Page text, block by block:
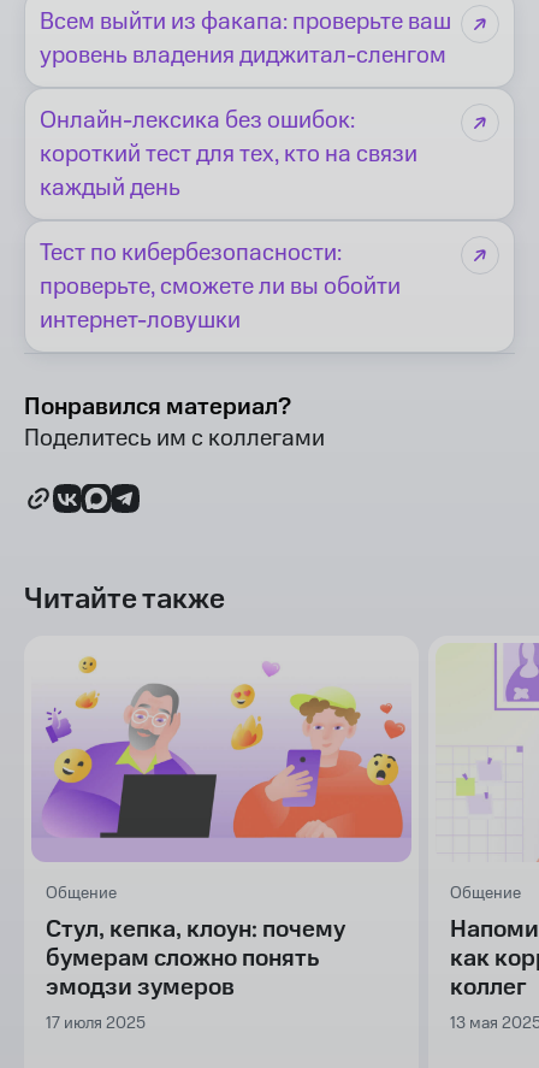
Всем выйти из факапа: проверьте ваш
уровень владения диджитал-сленгом
Онлайн-лексика без ошибок:
короткий тест для тех, кто на связи
каждый день
Тест по кибербезопасности:
проверьте, сможете ли вы обойти
интернет-ловушки
Понравился материал?
Поделитесь им с коллегами
Читайте также
Общение
Стул, кепка, клоун: почему
бумерам сложно понять
эмодзи зумеров
17 июля 2025
Общение
как
коллег
13 мая